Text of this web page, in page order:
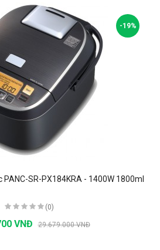
-19%
SR-PX184KRA - 1400W 1800ml
(0)
VNĐ 29.679.000 VNĐ